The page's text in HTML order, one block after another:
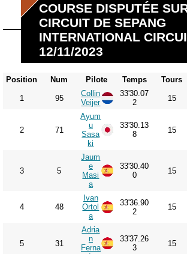
COURSE DISPUTÉE
CIRCUIT DE SEPANG
INTERNATIONAL
12/11/2023
Position Num Pilote Temps Tours
1 95
Collin
Veijer
33'30.07
2
15
2 71
Ayum
u
Sasa
ki
33'30.13
8
15
3 5
Jaum
e
Masi
a
33'30.40
0
15
4 48
Ivan
Ortol
a
33'36.90
2
15
5 31
Adria
n
Ferna
33'37.26
3
15